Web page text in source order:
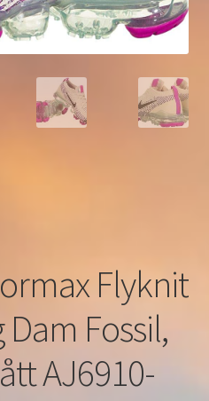
Flyknit
Fossil,
AJ6910-